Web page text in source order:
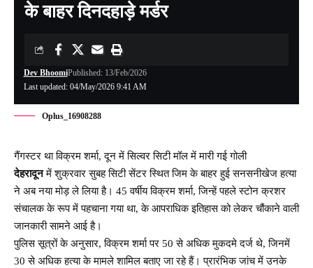
के बाहर दिनदहाड़े मर्डर
Last updated: 04/May/2026 9:41 AM
Dev BhoomiPublished: 13/Feb/2026
Oplus_16908288
गैंगस्टर था विक्रम शर्मा, दून में सिल्वर सिटी मॉल में मारी गई गोली
देहरादूनमें शुक्रवार सुबह सिटी सेंटर स्थित जिम के बाहर हुई सनसनीखेज हत्या
ने अब नया मोड़ ले लिया है। 45 वर्षीय विक्रम शर्मा, जिन्हें पहले स्टोन क्रशर
संचालक के रूप में पहचाना गया था, के आपराधिक इतिहास को लेकर चौंकाने वाली
जानकारी सामने आई है।
पुलिस सूत्रों के अनुसार, विक्रम शर्मा पर 50 से अधिक मुकदमे दर्ज थे, जिनमें
30 से अधिक हत्या के मामले शामिल बताए जा रहे हैं। प्रारंभिक जांच में उनके